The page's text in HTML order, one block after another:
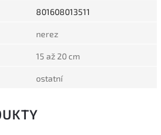
801608013511
nerez
15 až 20 cm
ostatní